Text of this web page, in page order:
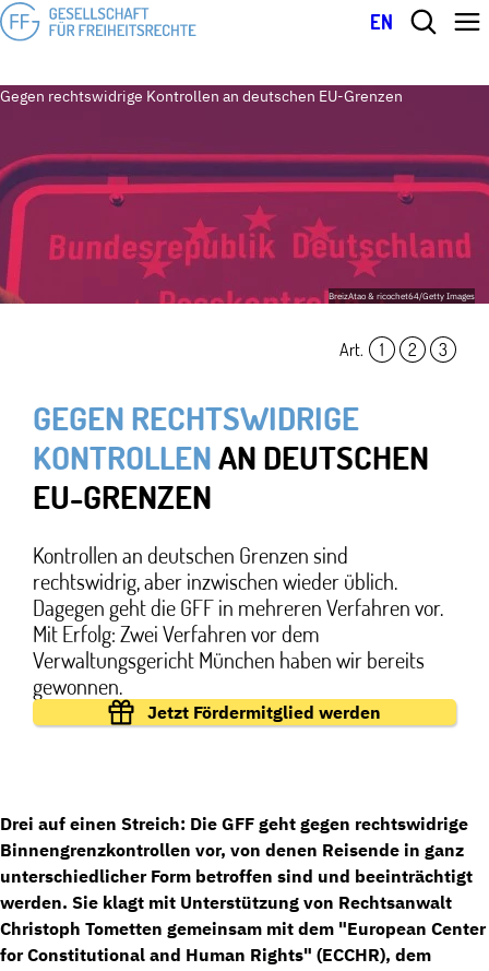
EN
Gegen rechtswidrige Kontrollen an deutschen EU-Grenzen
BreizAtao & ricochet64/Getty Images
Art. 1 2 3
GEGEN RECHTSWIDRIGE
KONTROLLENAN DEUTSCHEN
EU-GRENZEN
Kontrollen an deutschen Grenzen sind
rechtswidrig, aber inzwischen wieder üblich.
Dagegen geht die GFF in mehreren Verfahren vor.
Mit Erfolg: Zwei Verfahren vor dem
Verwaltungsgericht München haben wir bereits
gewonnen.
Jetzt Fördermitglied werden
Drei auf einen Streich: Die GFF geht gegen rechtswidrige
Binnengrenzkontrollen vor, von denen Reisende in ganz
unterschiedlicher Form betroffen sind und beeinträchtigt
werden. Sie klagt mit Unterstützung von Rechtsanwalt
Christoph Tometten gemeinsam mit dem "European Center
for Constitutional and Human Rights" (ECCHR), dem